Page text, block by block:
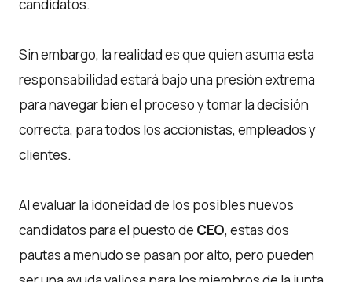
candidatos.
Sin embargo, la realidad es que quien asuma esta
responsabilidad estará bajo una presión extrema
para navegar bien el proceso y tomar la decisión
correcta, para todos los accionistas, empleados y
clientes.
Al evaluar la idoneidad de los posibles nuevos
candidatos para el puesto de CEO, estas dos
pautas a menudo se pasan por alto, pero pueden